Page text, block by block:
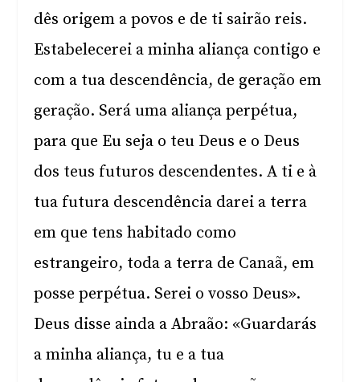
dês origem a povos e de ti sairão reis.
Estabelecerei a minha aliança contigo e
com a tua descendência, de geração em
geração. Será uma aliança perpétua,
para que Eu seja o teu Deus e o Deus
dos teus futuros descendentes. A ti e à
tua futura descendência darei a terra
em que tens habitado como
estrangeiro, toda a terra de Canaã, em
posse perpétua. Serei o vosso Deus».
Deus disse ainda a Abraão: «Guardarás
a minha aliança, tu e a tua